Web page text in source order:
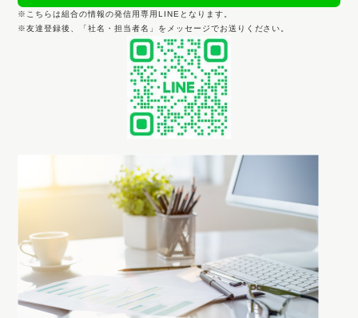
※こちらは組合の情報の発信用専用LINEとなります。
※友達登録後、「社名・担当者名」をメッセージでお送りください。